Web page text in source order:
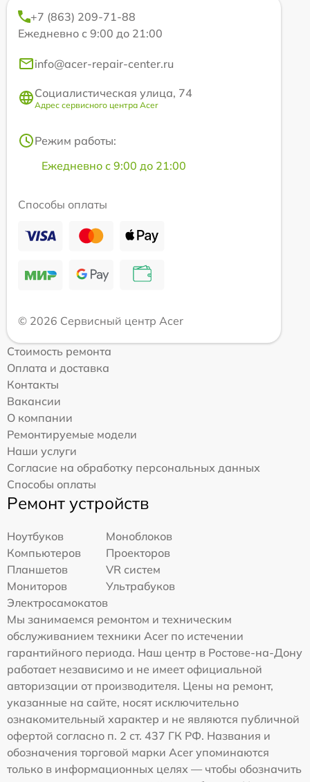
+7 (863) 209-71-88
Ежедневно с 9:00 до 21:00
info@acer-repair-center.ru
Социалистическая улица, 74
Адрес сервисного центра Acer
Режим работы:
Ежедневно с 9:00 до 21:00
Способы оплаты
© 2026 Сервисный центр Acer
Стоимость ремонта
Оплата и доставка
Контакты
Вакансии
О компании
Ремонтируемые модели
Наши услуги
Согласие на обработку персональных данных
Способы оплаты
Ремонт устройств
Ноутбуков
Моноблоков
Компьютеров
Проекторов
Планшетов
VR систем
Мониторов
Ультрабуков
Электросамокатов
Мы занимаемся ремонтом и техническим
обслуживанием техники Acer по истечении
гарантийного периода. Наш центр в Ростове-на-Дону
работает независимо и не имеет официальной
авторизации от производителя. Цены на ремонт,
указанные на сайте, носят исключительно
ознакомительный характер и не являются публичной
офертой согласно п. 2 ст. 437 ГК РФ. Названия и
обозначения торговой марки Acer упоминаются
только в информационных целях — чтобы обозначить